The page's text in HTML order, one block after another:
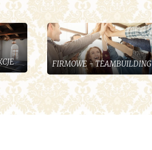
FIRMOWE - TEAMBUILDING